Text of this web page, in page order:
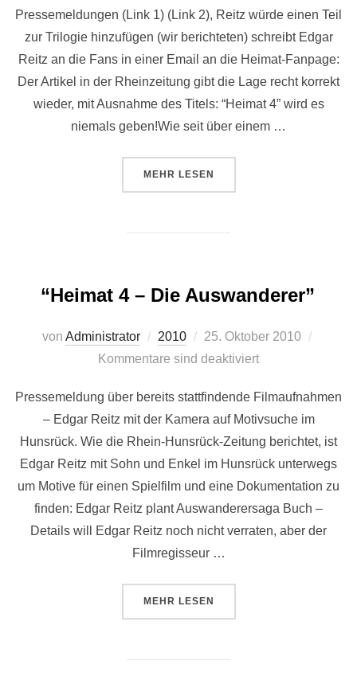
Pressemeldungen (Link 1) (Link 2), Reitz würde einen Teil
zur Trilogie hinzufügen (wir berichteten) schreibt Edgar
Reitz an die Fans in einer Email an die Heimat-Fanpage:
Der Artikel in der Rheinzeitung gibt die Lage recht korrekt
wieder, mit Ausnahme des Titels: “Heimat 4” wird es
niemals geben!Wie seit über einem …
MEHR ÜBER “EDGAR REITZ SETZT
LESEN
“Heimat 4 – Die Auswanderer”
von Administrator 2010
Veröffentlicht
am
25. Oktober 2010
Kommentare sind deaktiviert
Pressemeldung über bereits stattfindende Filmaufnahmen
– Edgar Reitz mit der Kamera auf Motivsuche im
Hunsrück. Wie die Rhein-Hunsrück-Zeitung berichtet, ist
Edgar Reitz mit Sohn und Enkel im Hunsrück unterwegs
um Motive für einen Spielfilm und eine Dokumentation zu
finden: Edgar Reitz plant Auswanderersaga Buch –
Details will Edgar Reitz noch nicht verraten, aber der
Filmregisseur …
MEHR ÜBER ““HEIMAT 4 – DIE
LESEN